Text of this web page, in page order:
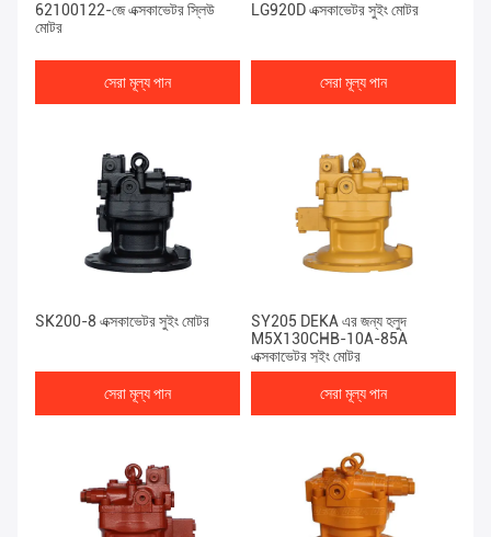
62100122-জে এক্সকাভেটর স্লিউ
মোটর
সেরা মূল্য পান
LG920D এক্সকাভেটর সুইং মোটর
সেরা মূল্য পান
SK200-8 এক্সকাভেটর সুইং মোটর
সেরা মূল্য পান
SY205 DEKA এর জন্য হলুদ
M5X130CHB-10A-85A
এক্সকাভেটর সুইং মোটর
সেরা মূল্য পান